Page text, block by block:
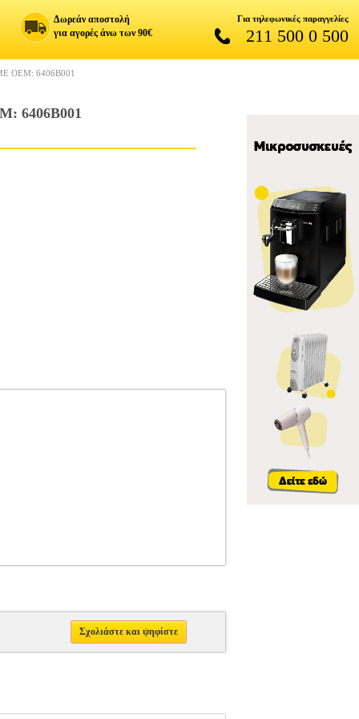
Δωρεάν αποστολή
για αγορές άνω των 90€
Για τηλεφωνικές παραγγελίες
211 500 0 500
ΟΕΜ: 6406B001
6406B001
Σχολιάστε και ψηφίστε